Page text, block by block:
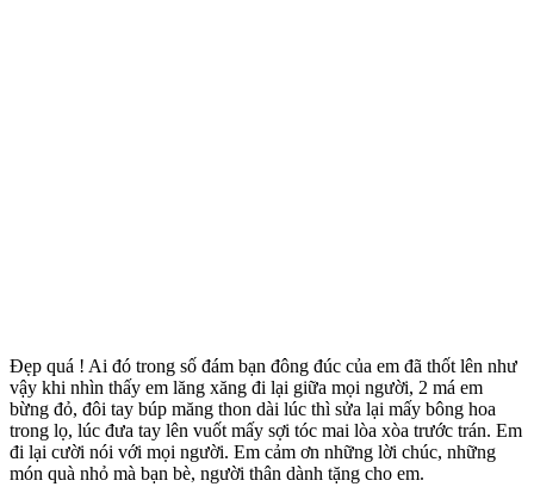
Đẹp quá ! Ai đó trong số đám bạn đông đúc của em đã thốt lên như
vậy khi nhìn thấy em lăng xăng đi lại giữa mọi người, 2 má em
bừng đỏ, đôi tay búp măng thon dài lúc thì sửa lại mấy bông hoa
trong lọ, lúc đưa tay lên vuốt mấy sợi tóc mai lòa xòa trước trán. Em
đi lại cười nói với mọi người. Em cảm ơn những lời chúc, những
món quà nhỏ mà bạn bè, người thân dành tặng cho em.